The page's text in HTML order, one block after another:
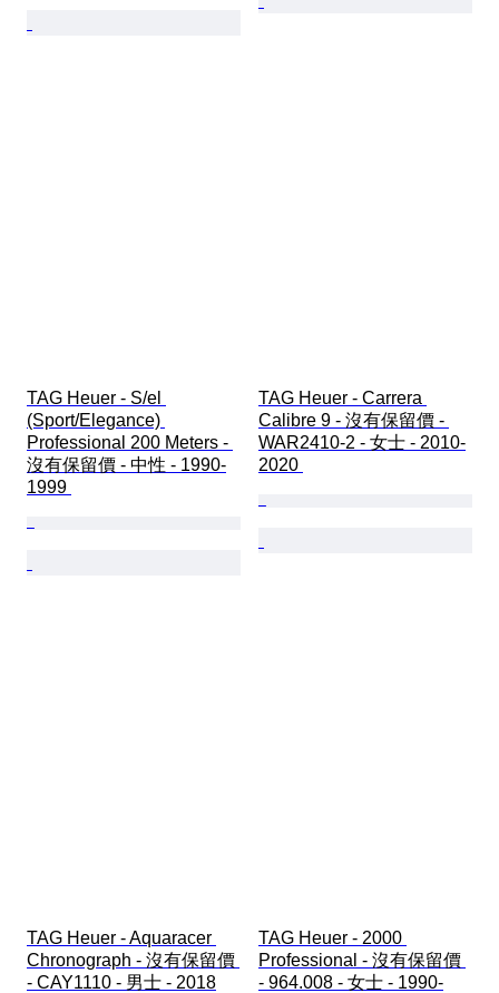
TAG Heuer - S/el
(Sport/Elegance)
Professional 200 Meters -
沒有保留價 - 中性 - 1990-
1999
TAG Heuer - Carrera
Calibre 9 - 沒有保留價 -
WAR2410-2 - 女士 - 2010-
2020
TAG Heuer - Aquaracer
Chronograph - 沒有保留價
- CAY1110 - 男士 - 2018
TAG Heuer - 2000
Professional - 沒有保留價
- 964.008 - 女士 - 1990-